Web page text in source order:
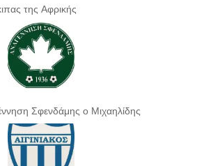
της Αφρικής
Σφενδάμης ο Μιχαηλίδης